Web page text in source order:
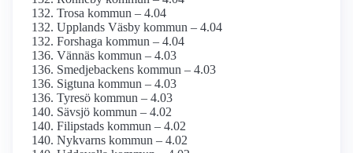
Trosa kommun – 4.04
Upplands Väsby kommun – 4.04
Forshaga kommun – 4.04
Vännäs kommun – 4.03
Smedjebackens kommun – 4.03
Sigtuna kommun – 4.03
Tyresö kommun – 4.03
Sävsjö kommun – 4.02
Filipstads kommun – 4.02
Nykvarns kommun – 4.02